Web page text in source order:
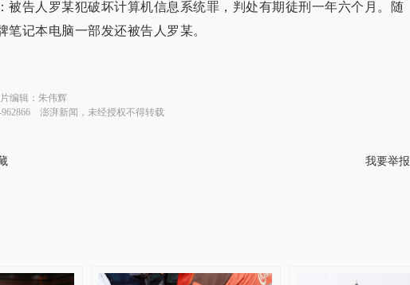
被告人罗某犯破坏计算机信息系统罪，判处有期徒刑一年六个月。随
笔记本电脑一部发还被告人罗某。
编辑： 朱伟辉
澎湃新闻，未经授权不得转载
我要举报